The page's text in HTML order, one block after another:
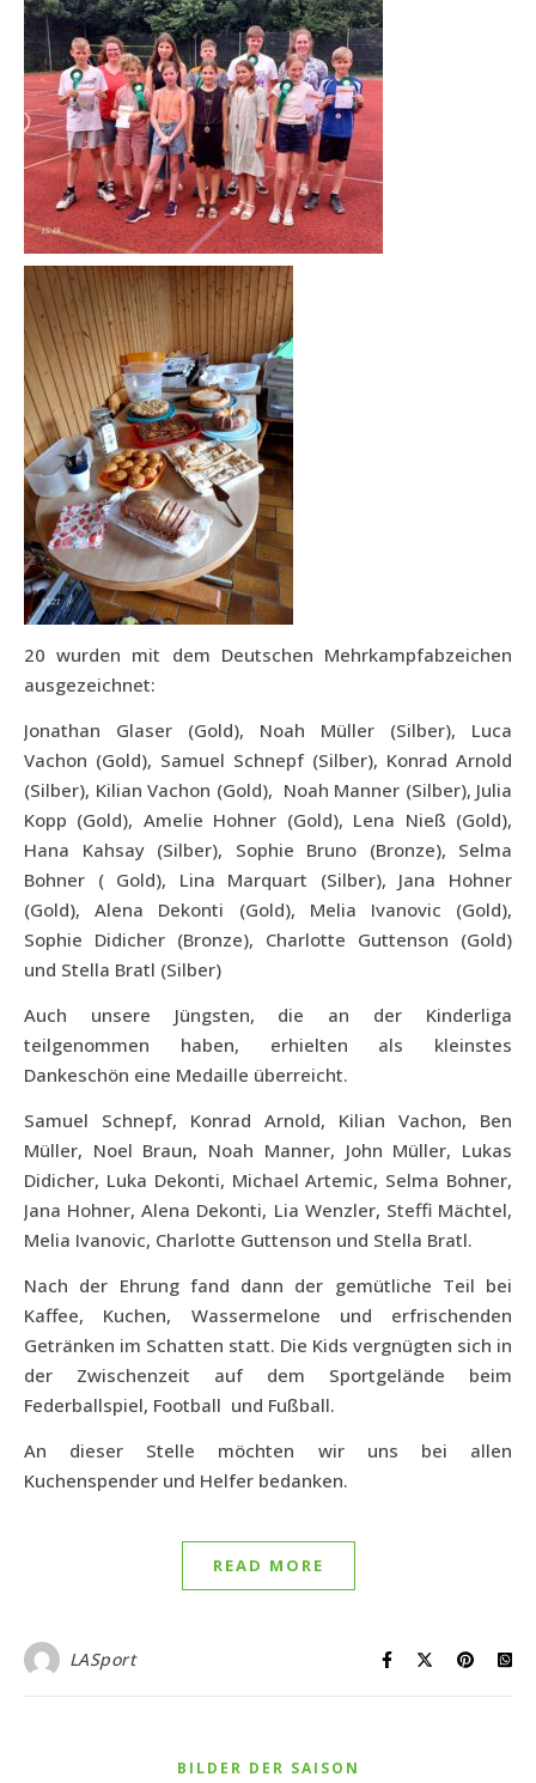
20 wurden mit dem Deutschen Mehrkampfabzeichen
ausgezeichnet:
Jonathan Glaser (Gold), Noah Müller (Silber), Luca
Vachon (Gold), Samuel Schnepf (Silber), Konrad Arnold
(Silber), Kilian Vachon (Gold), Noah Manner (Silber), Julia
Kopp (Gold), Amelie Hohner (Gold), Lena Nieß (Gold),
Hana Kahsay (Silber), Sophie Bruno (Bronze), Selma
Bohner ( Gold), Lina Marquart (Silber), Jana Hohner
(Gold), Alena Dekonti (Gold), Melia Ivanovic (Gold),
Sophie Didicher (Bronze), Charlotte Guttenson (Gold)
und Stella Bratl (Silber)
Auch unsere Jüngsten, die an der Kinderliga
teilgenommen haben, erhielten als kleinstes
Dankeschön eine Medaille überreicht.
Samuel Schnepf, Konrad Arnold, Kilian Vachon, Ben
Müller, Noel Braun, Noah Manner, John Müller, Lukas
Didicher, Luka Dekonti, Michael Artemic, Selma Bohner,
Jana Hohner, Alena Dekonti, Lia Wenzler, Steffi Mächtel,
Melia Ivanovic, Charlotte Guttenson und Stella Bratl.
Nach der Ehrung fand dann der gemütliche Teil bei
Kaffee, Kuchen, Wassermelone und erfrischenden
Getränken im Schatten statt. Die Kids vergnügten sich in
der Zwischenzeit auf dem Sportgelände beim
Federballspiel, Football und Fußball.
An dieser Stelle möchten wir uns bei allen
Kuchenspender und Helfer bedanken.
READ MORE
LASport
BILDER DER SAISON